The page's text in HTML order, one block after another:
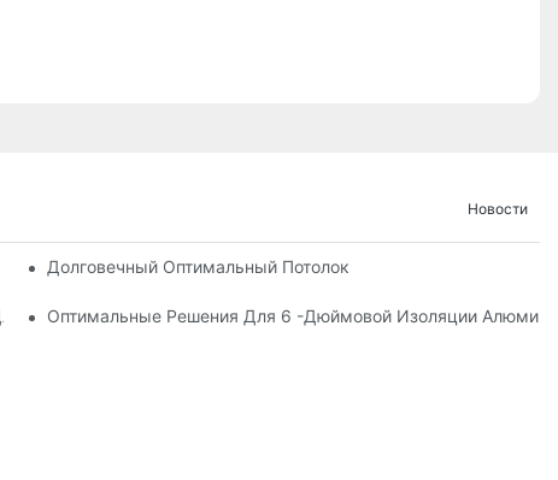
Новости
Долговечный Оптимальный Потолок
Циркуляции Воздуха?
Оптимальные Решения Для 6 -дюймовой Изоляции